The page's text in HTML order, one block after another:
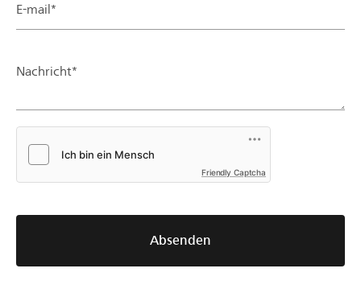
E-mail*
Nachricht*
Friendly Captcha
Absenden